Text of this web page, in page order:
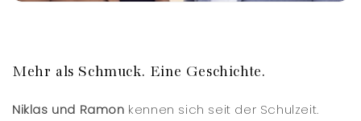
Mehr als Schmuck. Eine Geschichte.
Niklas und Ramon kennen sich seit der Schulzeit.